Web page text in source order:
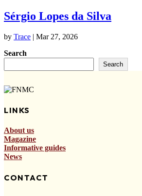
Sérgio Lopes da Silva
by Trace | Mar 27, 2026
Search
Search
LINKS
About us
Magazine
Informative guides
News
CONTACT